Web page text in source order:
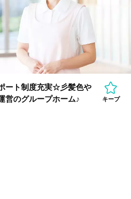
ート制度充実☆彡髪色や
営のグループホーム♪
キープ